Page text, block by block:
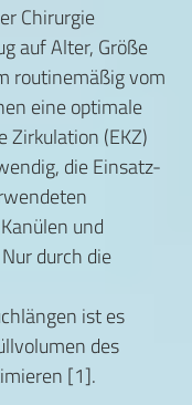
Chirurgie
auf Alter, Größe
routinemäßig vom
eine optimale
(EKZ)
die Einsatz-
und
durch die
ist es
des
[1].